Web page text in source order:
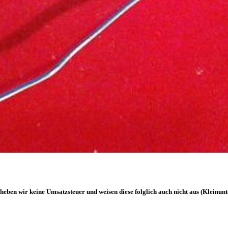
wir keine Umsatzsteuer und weisen diese folglich auch nicht aus